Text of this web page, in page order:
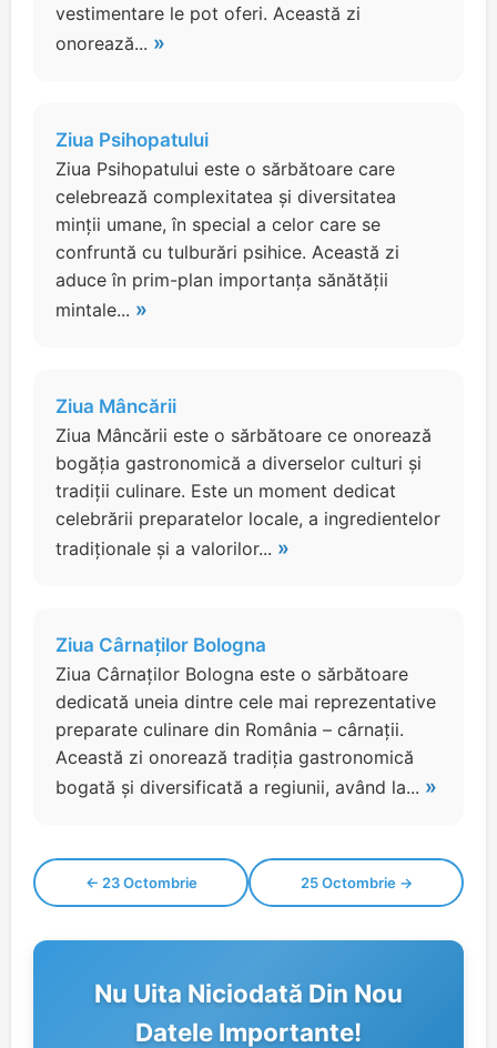
vestimentare le pot oferi. Această zi
onorează... »
Ziua Psihopatului
Ziua Psihopatului este o sărbătoare care
celebrează complexitatea și diversitatea
minții umane, în special a celor care se
confruntă cu tulburări psihice. Această zi
aduce în prim-plan importanța sănătății
mintale... »
Ziua Mâncării
Ziua Mâncării este o sărbătoare ce onorează
bogăția gastronomică a diverselor culturi și
tradiții culinare. Este un moment dedicat
celebrării preparatelor locale, a ingredientelor
tradiționale și a valorilor... »
Ziua Cârnaților Bologna
Ziua Cârnaților Bologna este o sărbătoare
dedicată uneia dintre cele mai reprezentative
preparate culinare din România – cârnații.
Această zi onorează tradiția gastronomică
bogată și diversificată a regiunii, având la... »
← 23 Octombrie 25 Octombrie →
Nu Uita Niciodată Din Nou
Datele Importante!